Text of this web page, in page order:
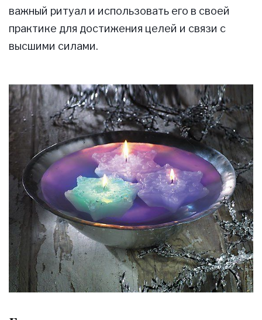
важный ритуал и использовать его в своей
практике для достижения целей и связи с
высшими силами.